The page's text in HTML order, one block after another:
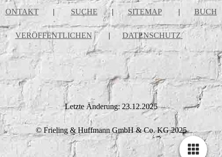
ONTAKT | SUCHE | SITEMAP | BUCH
VERÖFFENTLICHEN | DATENSCHUTZ
Letzte Änderung: 23.12.2025
© Frieling & Huffmann GmbH & Co. KG 2025